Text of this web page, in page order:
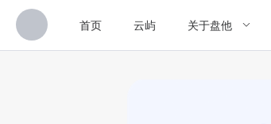
首页 云屿 关于盘他